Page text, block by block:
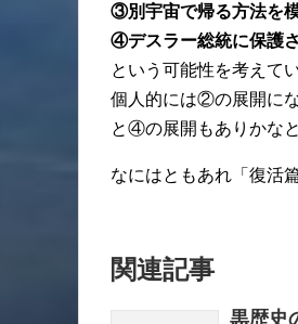
③別宇宙で帰る方法を
④デスラー総統に保護
という可能性を考えて
個人的には②の展開に
と④の展開もありかな
なにはともあれ「復活
関連記事
黒歴史